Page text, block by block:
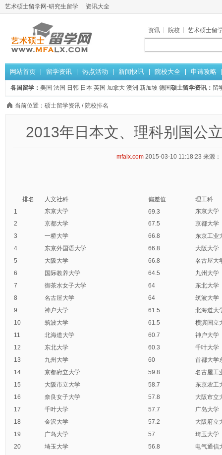
艺术硕士留学网-研究生留学 资讯大全
资讯 院校 艺术硕士留
网站首页 留学资讯 热点活动 新闻快讯 院校大全 申请攻略
各国留学： 美国 法国 日韩 日本 英国 加拿大 澳洲 新加坡 德国硕士留学资讯： 留
当前位置： 硕士留学资讯 / 院校排名
2013年日本文、理科别国公
mfalx.com 2015-03-10 11:18:23 来源：
排名 人文社科 偏差值
理工科
1
东京大学 69.3
东京大学
2
京都大学 67.5
京都大学
3
一桥大学 66.8
东京工业
4
东京外国语大学 66.8
大阪大学
5
大阪大学 66.8
名古屋大
6
国际教养大学 64.5
九州大学
7
御茶水女子大学 64
东北大学
8
名古屋大学 64
筑波大学
9
神户大学 61.5
北海道大
10
筑波大学 61.5
横滨国立
11
北海道大学 60.7
神户大学
12
东北大学 60.3
千叶大学
13
九州大学 60
首都大学
14
京都府立大学 59.8
名古屋工
15
大阪市立大学 58.7
东京农工
16
奈良女子大学 57.8
大阪市立
17
千叶大学 57.7
广岛大学
18
金沢大学 57.2
大阪府立
19
广岛大学 57
琦玉大学
20
埼玉大学 56.8 电气通信